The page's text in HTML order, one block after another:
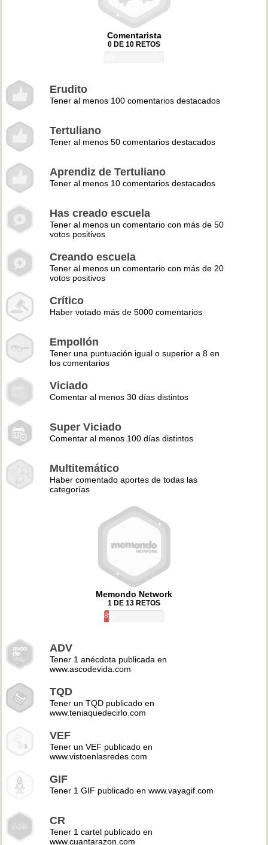
Comentarista
0 DE 10 RETOS
Erudito
Tener al menos 100 comentarios destacados
Tertuliano
Tener al menos 50 comentarios destacados
Aprendiz de Tertuliano
Tener al menos 10 comentarios destacados
Has creado escuela
Tener al menos un comentario con más de 50
votos positivos
Creando escuela
Tener al menos un comentario con más de 20
votos positivos
Crítico
Haber votado más de 5000 comentarios
Empollón
Tener una puntuación igual o superior a 8 en
los comentarios
Viciado
Comentar al menos 30 días distintos
Super Viciado
Comentar al menos 100 días distintos
Multitemático
Haber comentado aportes de todas las
categorías
Memondo Network
1 DE 13 RETOS
8%
ADV
Tener 1 anécdota publicada en
www.ascodevida.com
TQD
Tener un TQD publicado en
www.teniaquedecirlo.com
VEF
Tener un VEF publicado en
www.vistoenlasredes.com
GIF
Tener 1 GIF publicado en www.vayagif.com
CR
Tener 1 cartel publicado en
www.cuantarazon.com